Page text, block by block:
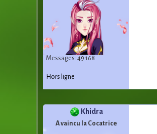
Messages: 49 168
Hors ligne
Khidra
A vaincu la Cocatrice